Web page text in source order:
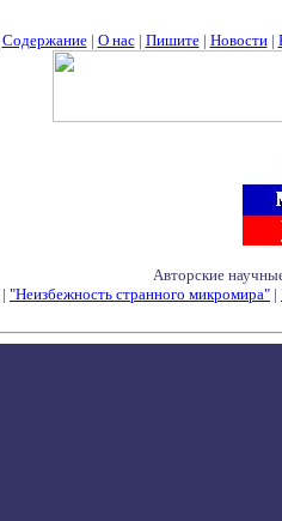
Содержание| О нас| Пишите| Новости|
Авторские
| "Неизбежность странного микромира" |